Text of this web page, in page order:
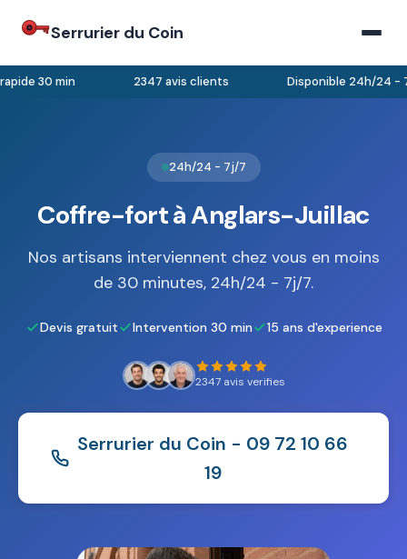
Serrurier du Coin
30 min 2347 avis clients Disponible 24h/24 -
24h/24 - 7j/7
Coffre-fort à Anglars-Juillac
Nos artisans interviennent chez vous en moins
de 30 minutes, 24h/24 - 7j/7.
Devis gratuit Intervention 30 min 15 ans d'experience
2347 avis verifies
Serrurier du Coin - 09 72 10 66
19